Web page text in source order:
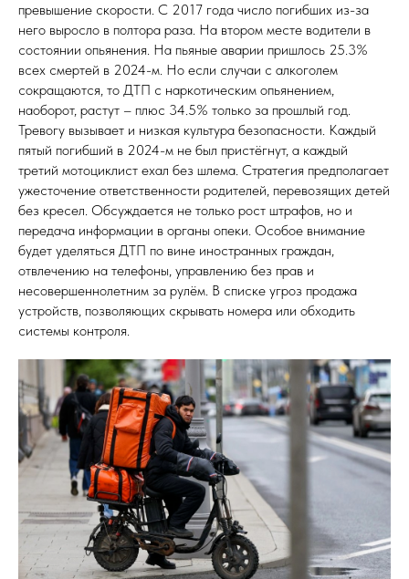
превышение скорости. С 2017 года число погибших из-за
него выросло в полтора раза. На втором месте водители в
состоянии опьянения. На пьяные аварии пришлось 25.3%
всех смертей в 2024-м. Но если случаи с алкоголем
сокращаются, то ДТП с наркотическим опьянением,
наоборот, растут – плюс 34.5% только за прошлый год.
Тревогу вызывает и низкая культура безопасности. Каждый
пятый погибший в 2024-м не был пристёгнут, а каждый
третий мотоциклист ехал без шлема. Стратегия предполагает
ужесточение ответственности родителей, перевозящих детей
без кресел. Обсуждается не только рост штрафов, но и
передача информации в органы опеки. Особое внимание
будет уделяться ДТП по вине иностранных граждан,
отвлечению на телефоны, управлению без прав и
несовершеннолетним за рулём. В списке угроз продажа
устройств, позволяющих скрывать номера или обходить
системы контроля.